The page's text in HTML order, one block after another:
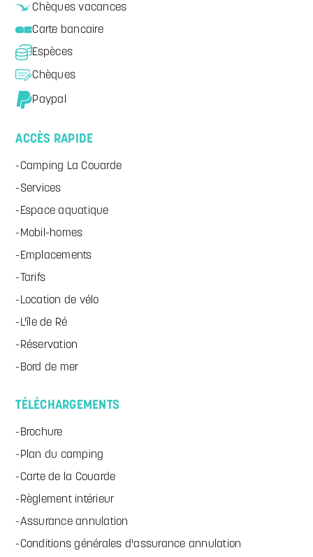
Chèques vacances
Carte bancaire
Espèces
Chèques
Paypal
ACCÈS RAPIDE
Camping La Couarde
Services
Espace aquatique
Mobil-homes
Emplacements
Tarifs
Location de vélo
L'île de Ré
Réservation
Bord de mer
TÉLÉCHARGEMENTS
Brochure
Plan du camping
Carte de la Couarde
Règlement intérieur
Assurance annulation
Conditions générales d'assurance annulation